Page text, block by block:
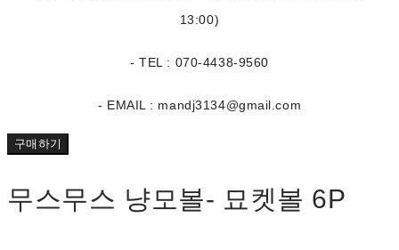
13:00)
- TEL : 070-4438-9560
- EMAIL : mandj3134@gmail.com
구매하기
무스무스 냥모볼- 묘켓볼 6P